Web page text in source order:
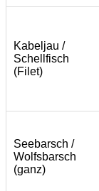
Kabeljau /
Schellfisch
(Filet)
Seebarsch /
Wolfsbarsch
(ganz)